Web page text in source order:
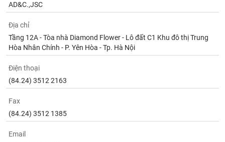
AD&C.,JSC
Địa chỉ
Tầng 12A - Tòa nhà Diamond Flower - Lô đất C1 Khu đô thị Trung
Hòa Nhân Chính - P. Yên Hòa - Tp. Hà Nội
Điện thoại
(84.24) 3512 2163
Fax
(84.24) 3512 1385
Email